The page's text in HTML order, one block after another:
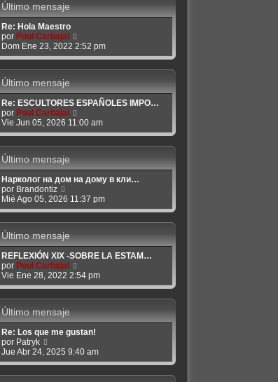
Último mensaje
Re: Hola Maestro
por Poul Carbajal
e
r
t
i
m
m
e
n
a
j
e
Dom Ene 23, 2022 2:52 pm
Último mensaje
Re: ESCULTORES ESPAÑOLES IMPO…
por Poul Carbajal
e
r
t
i
m
m
e
n
a
j
e
Vie Jun 05, 2026 11:00 am
Último mensaje
Нарколог на дом на дому в кли…
por Brandontiz
e
r
t
i
m
o
m
e
n
a
j
e
Mié Ago 05, 2026 11:37 pm
Último mensaje
REFLEXIÓN XIX -SOBRE LA ESTAM…
por Poul Carbajal
e
r
t
i
m
m
e
n
Vie Ene 28, 2022 2:54 pm
Último mensaje
Re: Los que me gustan!
por Patryk
e
r
Jue Abr 24, 2025 9:40 am